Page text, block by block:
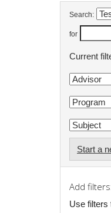
Search:
for
Current
Start a
Add
Use filters